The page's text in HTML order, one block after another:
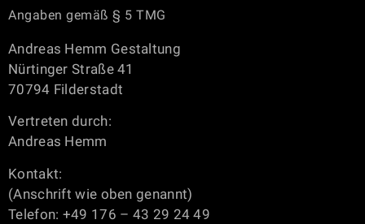
Angaben gemäß § 5 TMG
Andreas Hemm Gestaltung
Nürtinger Straße 41
70794 Filderstadt
Vertreten durch:
Andreas Hemm
Kontakt:
(Anschrift wie oben genannt)
Telefon: +49 176 – 43 29 24 49